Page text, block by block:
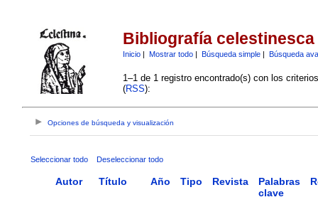
Bibliografía celestinesca
Inicio| Mostrar todo| Búsqueda simple| Búsqueda
1–1 de 1 registro encontrado(s) con los
(RSS):
Opciones de búsqueda y visualización
Seleccionar todo Deseleccionar todo
Autor Título Año Tipo Revista
Palabras
clave